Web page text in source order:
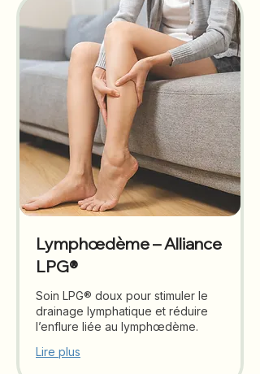
Lymphœdème – Alliance
LPG®
Soin LPG® doux pour stimuler le
drainage lymphatique et réduire
l’enflure liée au lymphœdème.
Lire plus